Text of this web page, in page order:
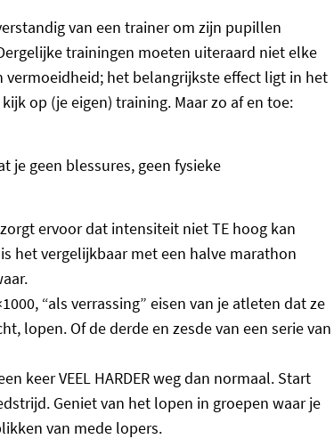
van een trainer om zijn pupillen
trainingen moeten uiteraard niet elke
het belangrijkste effect ligt in het
op (je eigen) training. Maar zo af en toe:
je geen blessures, geen fysieke
ervoor dat intensiteit niet TE hoog kan
het vergelijkbaar met een halve marathon
“als verrassing” eisen van je atleten dat ze
lopen. Of de derde en zesde van een serie van
keer VEEL HARDER weg dan normaal. Start
Geniet van het lopen in groepen waar je
van mede lopers.